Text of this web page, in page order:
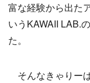
富な経験から出た
いうKAWAII LAB.
た。
そんなきゃりー